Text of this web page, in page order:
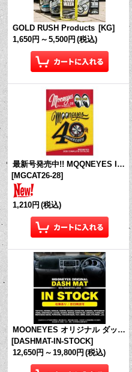
GOLD RUSH Products [KG]
1,650円 ～ 5,500円 (税込)
最新号発売中!! MQQNEYES International Magazine No.28 2026
[MGCAT26-28]
1,210円 (税込)
MOONEYES オリジナル ダッシュマット (in Stock!)
[DASHMAT-IN-STOCK]
12,650円 ～ 19,800円 (税込)